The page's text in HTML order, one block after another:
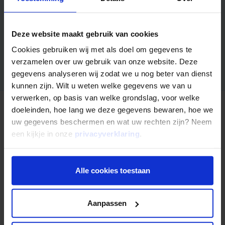
Deze website maakt gebruik van cookies
Cookies gebruiken wij met als doel om gegevens te
verzamelen over uw gebruik van onze website. Deze
gegevens analyseren wij zodat we u nog beter van dienst
kunnen zijn. Wilt u weten welke gegevens we van u
verwerken, op basis van welke grondslag, voor welke
doeleinden, hoe lang we deze gegevens bewaren, hoe we
uw gegevens beschermen en wat uw rechten zijn? Neem
een kijkje in onze privacyverklaring.
Alle cookies toestaan
Aanpassen
Ontdek investeringskansen bij Mogelijk.
Ontvang binnen 5 minuten de brochure
Nog niet uitgelezen?